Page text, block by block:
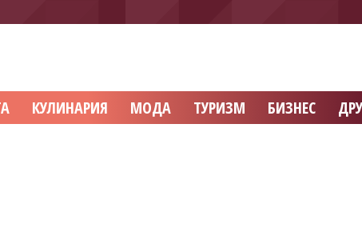
КУЛИНАРИЯ МОДА ТУРИЗМ БИЗНЕС